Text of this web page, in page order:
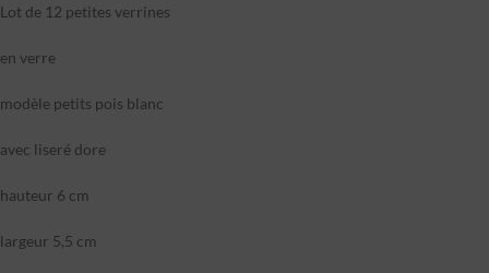
Lot de 12 petites verrines
en verre
modèle petits pois blanc
avec liseré dore
hauteur 6 cm
largeur 5,5 cm